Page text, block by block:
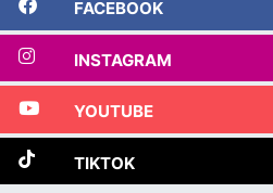
FACEBOOK
INSTAGRAM
YOUTUBE
TIKTOK